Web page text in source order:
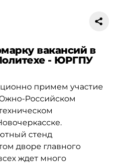
вакансий в
- ЮРГПУ
примем участие
Российском
стенд
дворе главного
ждет много